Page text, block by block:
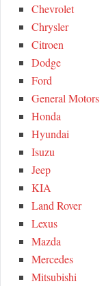
Chevrolet
Chrysler
Citroen
Dodge
Ford
General Motors
Honda
Hyundai
Isuzu
Jeep
KIA
Land Rover
Lexus
Mazda
Mercedes
Mitsubishi